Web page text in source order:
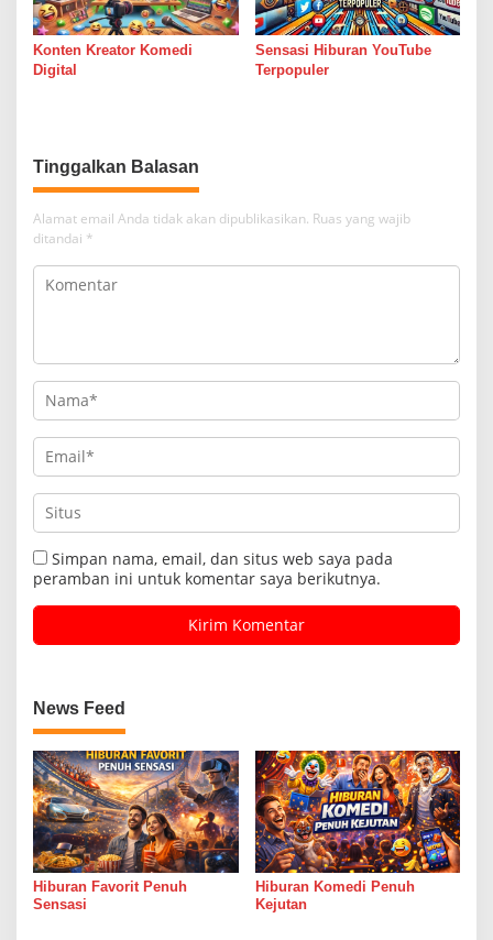
Konten Kreator Komedi
Digital
Sensasi Hiburan YouTube
Terpopuler
Tinggalkan Balasan
Alamat email Anda tidak akan dipublikasikan. Ruas yang wajib
ditandai *
Simpan nama, email, dan situs web saya pada
peramban ini untuk komentar saya berikutnya.
News Feed
Hiburan Favorit Penuh
Sensasi
Hiburan Komedi Penuh
Kejutan